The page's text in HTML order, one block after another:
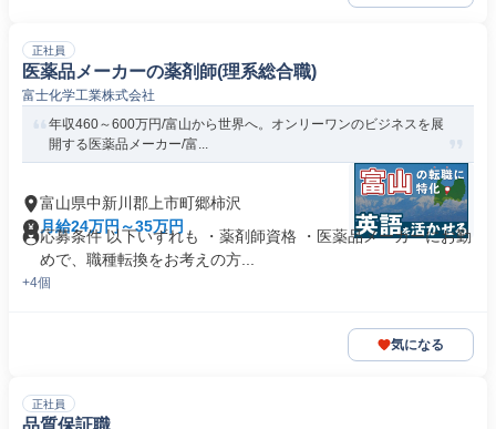
正社員
医薬品メーカーの薬剤師(理系総合職)
富士化学工業株式会社
年収460～600万円/富山から世界へ。オンリーワンのビジネスを展
開する医薬品メーカー/富...
富山県中新川郡上市町郷柿沢
月給24万円～35万円
応募条件 以下いずれも ・薬剤師資格 ・医薬品メーカーにお勤
めで、職種転換をお考えの方...
+4個
気になる
正社員
品質保証職